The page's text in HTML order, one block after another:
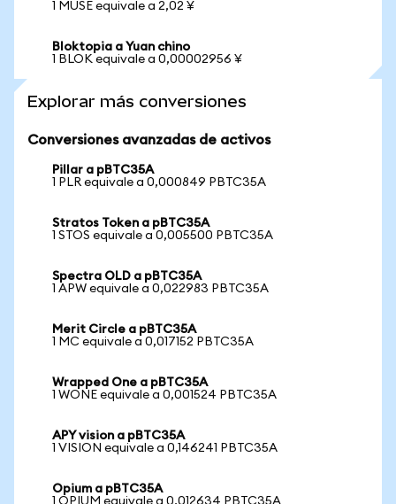
1 MUSE equivale a 2,02 ¥
Bloktopia a Yuan chino
1 BLOK equivale a 0,00002956 ¥
Explorar más conversiones
Conversiones avanzadas de activos
Pillar a pBTC35A
1 PLR equivale a 0,000849 PBTC35A
Stratos Token a pBTC35A
1 STOS equivale a 0,005500 PBTC35A
Spectra OLD a pBTC35A
1 APW equivale a 0,022983 PBTC35A
Merit Circle a pBTC35A
1 MC equivale a 0,017152 PBTC35A
Wrapped One a pBTC35A
1 WONE equivale a 0,001524 PBTC35A
APY vision a pBTC35A
1 VISION equivale a 0,146241 PBTC35A
Opium a pBTC35A
1 OPIUM equivale a 0,012634 PBTC35A